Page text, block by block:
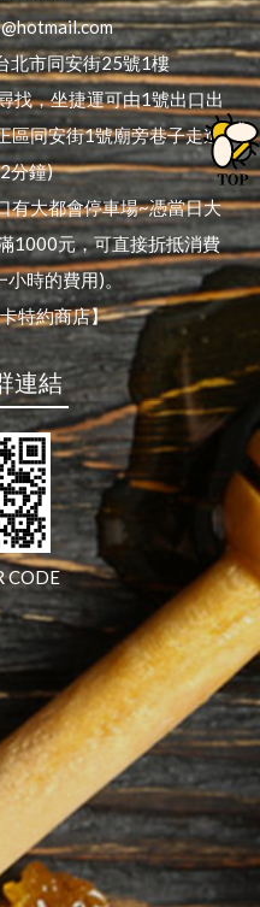
北市同安街25號1樓
找，坐捷運可由1號出口出
區同安街1號廟旁巷子走進
分鐘)
有大都會停車場~憑當日大
1000元，可直接折抵消費
小時的費用)。
特約商店】
連結
CODE